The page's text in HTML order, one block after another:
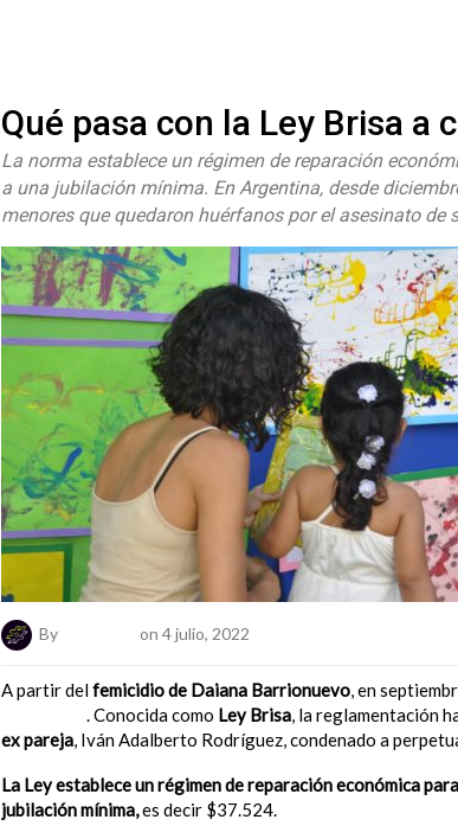
Qué pasa con la Ley Brisa a
La norma establece un régimen de reparación
a una jubilación mínima. En Argentina, desde
menores que quedaron huérfanos por el asesinato de
By on 4 julio, 2022
A partir delfemicidio de Daiana Barrionuevo, en
. Conocida como Ley Brisa, la reglamentación
ex pareja, Iván Adalberto Rodríguez, condenado a
La Ley establece un régimen de reparación económica
jubilación mínima,es decir $37.524.